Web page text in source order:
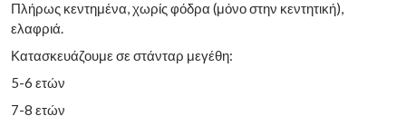
Πλήρως κεντημένα, χωρίς φόδρα (μόνο στην κεντητική),
ελαφριά.
Κατασκευάζουμε σε στάνταρ μεγέθη:
5-6 ετών
7-8 ετών